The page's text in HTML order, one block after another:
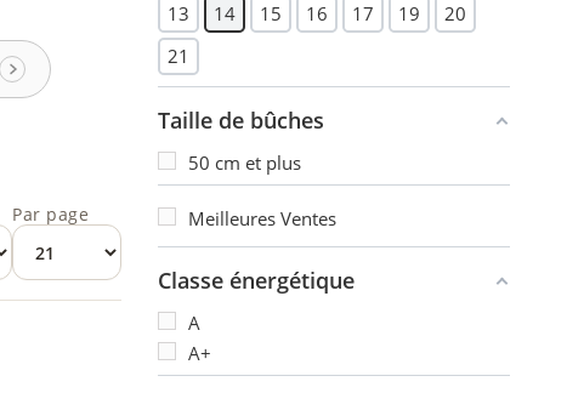
Par page
13
14 15 16 17 19
20
21
Taille de bûches
50 cm et plus
Meilleures Ventes
Classe énergétique
A
A+